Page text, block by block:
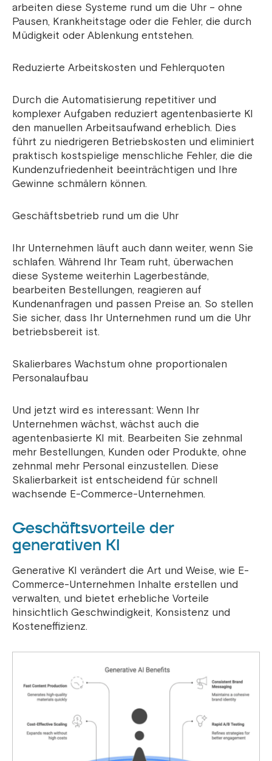
arbeiten diese Systeme rund um die Uhr – ohne
Pausen, Krankheitstage oder die Fehler, die durch
Müdigkeit oder Ablenkung entstehen.
Reduzierte Arbeitskosten und Fehlerquoten
Durch die Automatisierung repetitiver und
komplexer Aufgaben reduziert agentenbasierte KI
den manuellen Arbeitsaufwand erheblich. Dies
führt zu niedrigeren Betriebskosten und eliminiert
praktisch kostspielige menschliche Fehler, die die
Kundenzufriedenheit beeinträchtigen und Ihre
Gewinne schmälern können.
Geschäftsbetrieb rund um die Uhr
Ihr Unternehmen läuft auch dann weiter, wenn Sie
schlafen. Während Ihr Team ruht, überwachen
diese Systeme weiterhin Lagerbestände,
bearbeiten Bestellungen, reagieren auf
Kundenanfragen und passen Preise an. So stellen
Sie sicher, dass Ihr Unternehmen rund um die Uhr
betriebsbereit ist.
Skalierbares Wachstum ohne proportionalen
Personalaufbau
Und jetzt wird es interessant: Wenn Ihr
Unternehmen wächst, wächst auch die
agentenbasierte KI mit. Bearbeiten Sie zehnmal
mehr Bestellungen, Kunden oder Produkte, ohne
zehnmal mehr Personal einzustellen. Diese
Skalierbarkeit ist entscheidend für schnell
wachsende E-Commerce-Unternehmen.
Geschäftsvorteile der
generativen KI
Generative KI verändert die Art und Weise, wie E-
Commerce-Unternehmen Inhalte erstellen und
verwalten, und bietet erhebliche Vorteile
hinsichtlich Geschwindigkeit, Konsistenz und
Kosteneffizienz.